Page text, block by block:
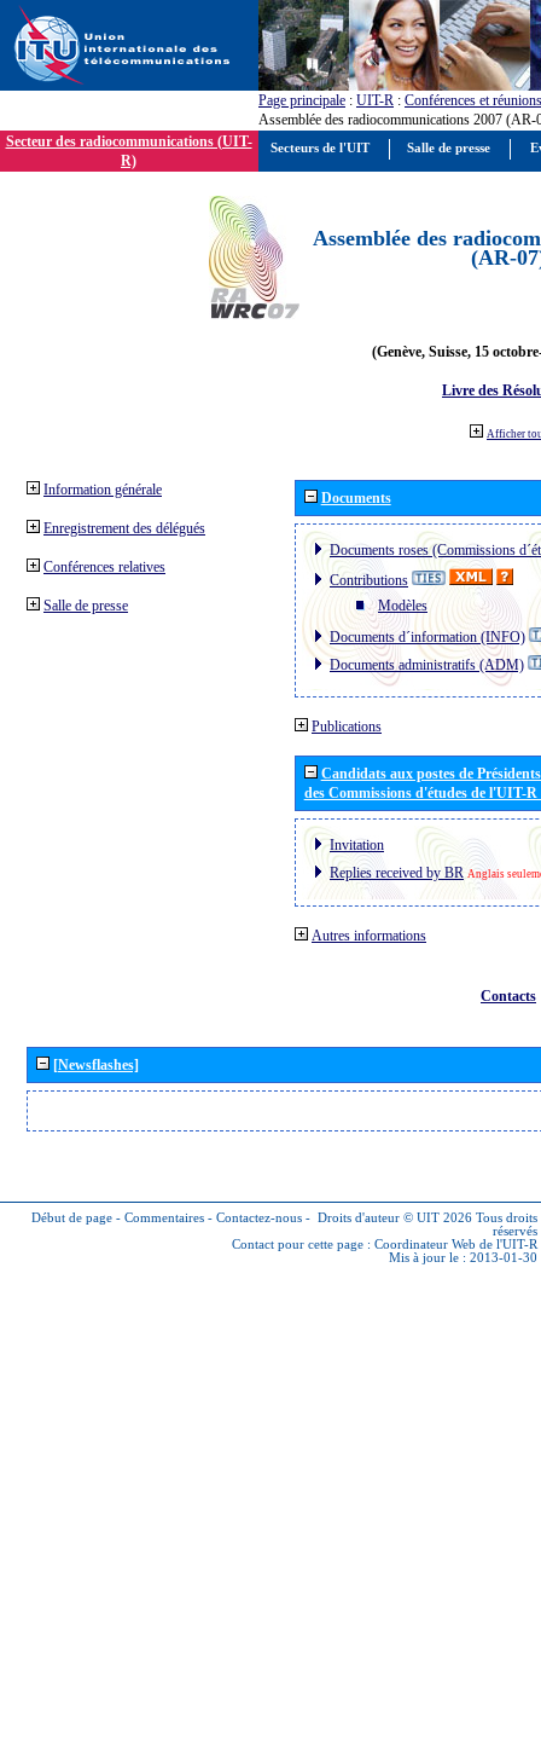
Page principale : UIT-R : Conférences et réunions
Assemblée des radiocommunications 2007 (AR-
Secteur des radiocommunications (UIT-
R)
Assemblée des
(AR-
(Genève, Suisse, 15
Livre des
Afficher
Information générale
Enregistrement des délégués
Conférences relatives
Salle de presse
Documents
Documents roses (Commissions
Contributions
Modèles
Documents d´information (INFO)
Documents administratifs (ADM)
Publications
Candidats aux postes de
des Commissions d'études de l'UIT-
Invitation
Replies received by BR Anglais
Autres informations
Contacts
[Newsflashes]
Début de page - Commentaires - Contactez-nous - Droits d'auteur © UIT 2026 Tous droits
réservés
Contact pour cette page : Coordinateur Web de l'UIT-R
Mis à jour le : 2013-01-30
Secteurs de l'UIT Salle de presse